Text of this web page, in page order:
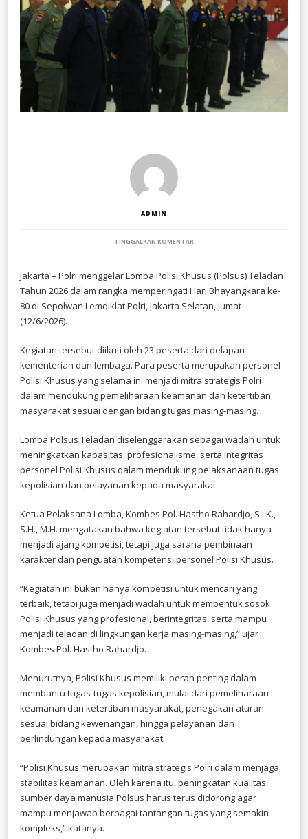
ADMIN
TINGGALKAN KOMENTAR
LOMBA
POLSUS
TELADAN
2026
DALAM
KE-
80
Jakarta – Polri menggelar Lomba Polisi Khusus (Polsus) Teladan
Tahun 2026 dalam rangka memperingati Hari Bhayangkara ke-
80 di Sepolwan Lemdiklat Polri, Jakarta Selatan, Jumat
(12/6/2026).
Kegiatan tersebut diikuti oleh 23 peserta dari delapan
kementerian dan lembaga. Para peserta merupakan personel
Polisi Khusus yang selama ini menjadi mitra strategis Polri
dalam mendukung pemeliharaan keamanan dan ketertiban
masyarakat sesuai dengan bidang tugas masing-masing.
Lomba Polsus Teladan diselenggarakan sebagai wadah untuk
meningkatkan kapasitas, profesionalisme, serta integritas
personel Polisi Khusus dalam mendukung pelaksanaan tugas
kepolisian dan pelayanan kepada masyarakat.
Ketua Pelaksana Lomba, Kombes Pol. Hastho Rahardjo, S.I.K.,
S.H., M.H. mengatakan bahwa kegiatan tersebut tidak hanya
menjadi ajang kompetisi, tetapi juga sarana pembinaan
karakter dan penguatan kompetensi personel Polisi Khusus.
“Kegiatan ini bukan hanya kompetisi untuk mencari yang
terbaik, tetapi juga menjadi wadah untuk membentuk sosok
Polisi Khusus yang profesional, berintegritas, serta mampu
menjadi teladan di lingkungan kerja masing-masing,” ujar
Kombes Pol. Hastho Rahardjo.
Menurutnya, Polisi Khusus memiliki peran penting dalam
membantu tugas-tugas kepolisian, mulai dari pemeliharaan
keamanan dan ketertiban masyarakat, penegakan aturan
sesuai bidang kewenangan, hingga pelayanan dan
perlindungan kepada masyarakat.
“Polisi Khusus merupakan mitra strategis Polri dalam menjaga
stabilitas keamanan. Oleh karena itu, peningkatan kualitas
sumber daya manusia Polsus harus terus didorong agar
mampu menjawab berbagai tantangan tugas yang semakin
kompleks,” katanya.